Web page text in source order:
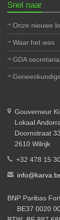
Snel naar
Onze nieuwe
Waar het was
GDA
Gouverneur
Lokaal
Doornstraat
2610 Wilrijk
+32 478 15
BNP Paribas
. BE37 0020